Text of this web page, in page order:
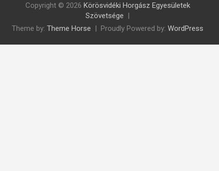
Copyright © 2026 Körösvidéki Horgász Egyesületek
Szövetsége
Theme by: Theme Horse Proudly Powered by: WordPress